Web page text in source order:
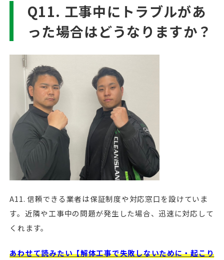
Q11. 工事中にトラブルがあ
った場合はどうなりますか？
A11. 信頼できる業者は保証制度や対応窓口を設けていま
す。近隣や工事中の問題が発生した場合、迅速に対応して
くれます。
あわせて読みたい【解体工事で失敗しないために・起こり